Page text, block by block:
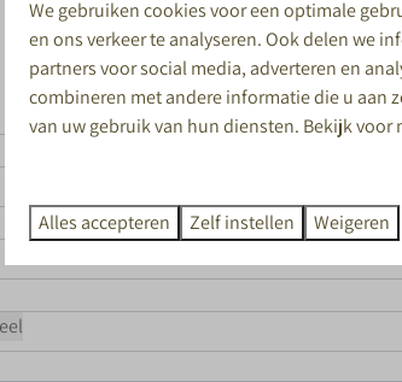
We gebruiken cookies voor een optimale
en ons verkeer te analyseren. Ook delen we
partners voor social media, adverteren en
combineren met andere informatie die u aan
van uw gebruik van hun diensten. Bekijk voor
Alles accepteren Zelf instellen Weigeren